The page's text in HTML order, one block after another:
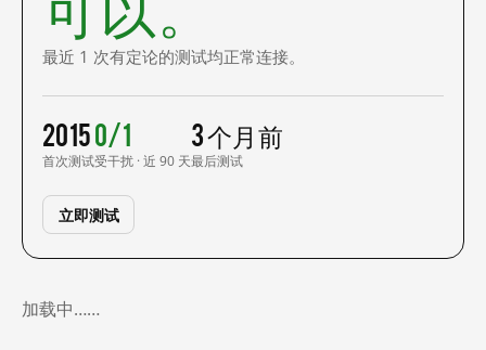
最近 1 次有定论的测试均正常连接。
2015
首次测试
0/1
受干扰 · 近 90 天
3 个月前
最后测试
立即测试
加载中……